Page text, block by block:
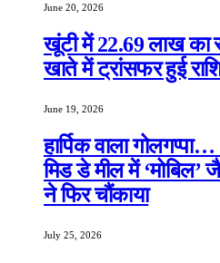
June 20, 2026
खूंटी में 22.69 लाख का
खाते में ट्रांसफर हुई
June 19, 2026
हार्पिक वाला
मिड डे मील में ‘मोबिल’
ने फिर चौंकाया
July 25, 2026